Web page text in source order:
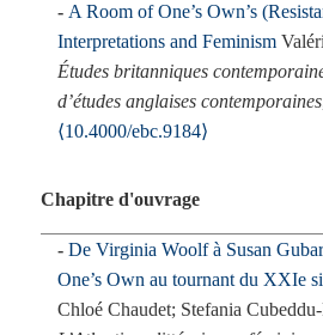
A Room of One’s Own’s
Interpretations and Feminism
Études britanniques
dʼétudes anglaises contemporaines
⟨10.4000/ebc.9184⟩
Chapitre d'ouvrage
De Virginia Woolf à Susan
One’s Own au tournant du XXIe
Chloé Chaudet; Stefania